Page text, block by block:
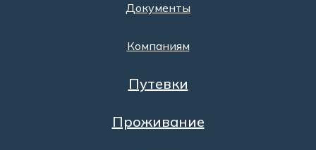
Документы
Компаниям
Путевки
Проживание